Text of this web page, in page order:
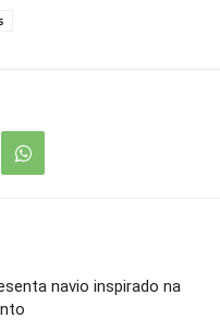
navio inspirado na